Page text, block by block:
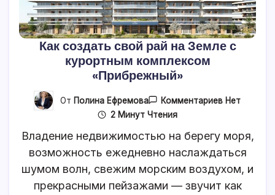
Как создать свой рай на Земле с
курортным комплексом
«Прибрежный»
От Полина Ефремова КомментариевК
Свой
Рай
На
Земле
Курортным
Нет
2 Минут Чтения
Владение недвижимостью на берегу моря,
возможность ежедневно наслаждаться
шумом волн, свежим морским воздухом, и
прекрасными пейзажами — звучит как